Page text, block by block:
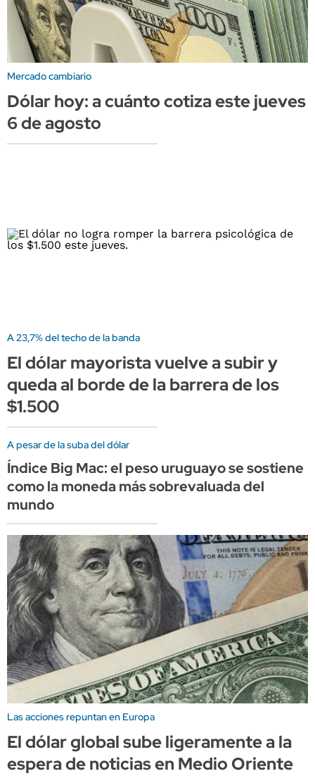
Mercado cambiario
Dólar hoy: a cuánto cotiza este jueves
6 de agosto
A 23,7% del techo de la banda
El dólar mayorista vuelve a subir y
queda al borde de la barrera de los
$1.500
A pesar de la suba del dólar
Índice Big Mac: el peso uruguayo se sostiene
como la moneda más sobrevaluada del
mundo
Las acciones repuntan en Europa
El dólar global sube ligeramente a la
espera de noticias en Medio Oriente